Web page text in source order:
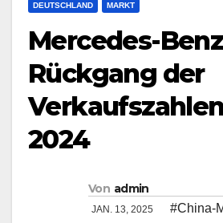
DEUTSCHLAND MARKT
Mercedes-
Rückgang der
2024
Von admin
JAN. 13, 2025 #China-